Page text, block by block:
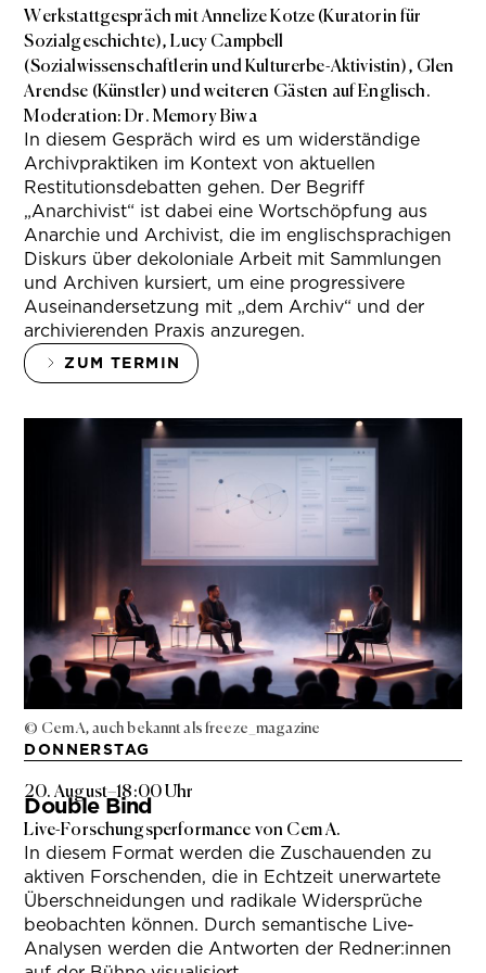
Werkstattgespräch mit Annelize Kotze (Kuratorin für
Sozialgeschichte), Lucy Campbell
(Sozialwissenschaftlerin und Kulturerbe-Aktivistin), Glen
Arendse (Künstler) und weiteren Gästen auf Englisch.
Moderation: Dr. Memory Biwa
In diesem Gespräch wird es um widerständige
Archivpraktiken im Kontext von aktuellen
Restitutionsdebatten gehen. Der Begriff
„Anarchivist“ ist dabei eine Wortschöpfung aus
Anarchie und Archivist, die im englischsprachigen
Diskurs über dekoloniale Arbeit mit Sammlungen
und Archiven kursiert, um eine progressivere
Auseinandersetzung mit „dem Archiv“ und der
archivierenden Praxis anzuregen.
ZUM TERMIN
© Cem A, auch bekannt als freeze_magazine
DONNERSTAG
20. August–18:00 Uhr
Double Bind
Live-Forschungsperformance von Cem A.
In diesem Format werden die Zuschauenden zu
aktiven Forschenden, die in Echtzeit unerwartete
Überschneidungen und radikale Widersprüche
beobachten können. Durch semantische Live-
Analysen werden die Antworten der Redner:innen